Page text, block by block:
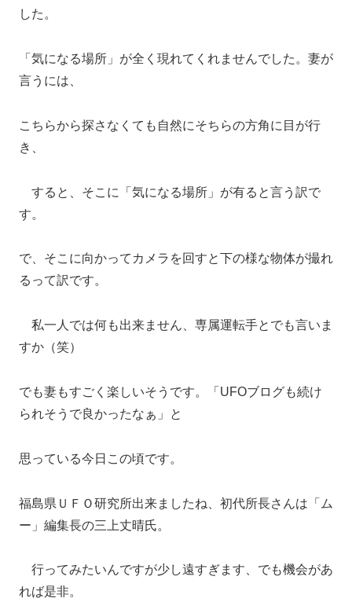
した。
「気になる場所」が全く現れてくれませんでした。妻が
言うには、
こちらから探さなくても自然にそちらの方角に目が行
き、
すると、そこに「気になる場所」が有ると言う訳で
す。
で、そこに向かってカメラを回すと下の様な物体が撮れ
るって訳です。
私一人では何も出来ません、専属運転手とでも言いま
すか（笑）
でも妻もすごく楽しいそうです。「UFOブログも続け
られそうで良かったなぁ」と
思っている今日この頃です。
福島県ＵＦＯ研究所出来ましたね、初代所長さんは「ム
ー」編集長の三上丈晴氏。
行ってみたいんですが少し遠すぎます、でも機会があ
れば是非。